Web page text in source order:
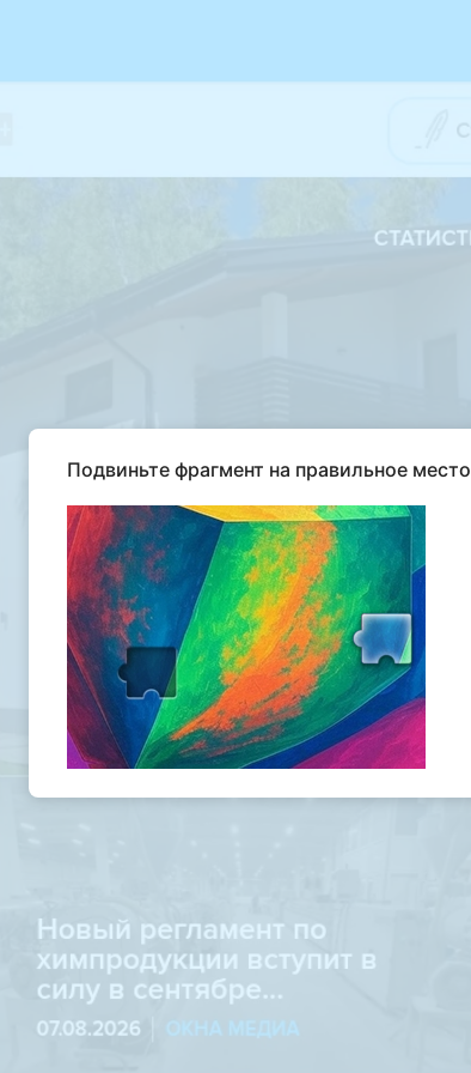
Подвиньте фрагмент на правильное место